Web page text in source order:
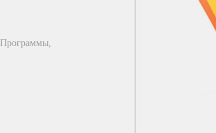
Программы,